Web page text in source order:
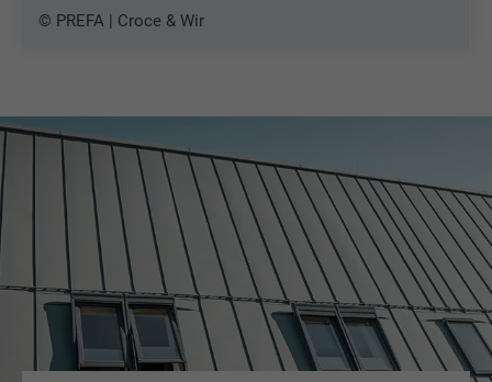
© PREFA | Croce & Wir